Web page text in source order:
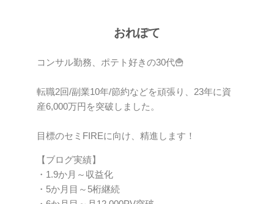
おれぽて
コンサル勤務、ポテト好きの30代🍟
転職2回/副業10年/節約などを頑張り、23年に資
産6,000万円を突破しました。
目標のセミFIREに向け、精進します！
【ブログ実績】
・1.9か月～収益化
・5か月目～5桁継続